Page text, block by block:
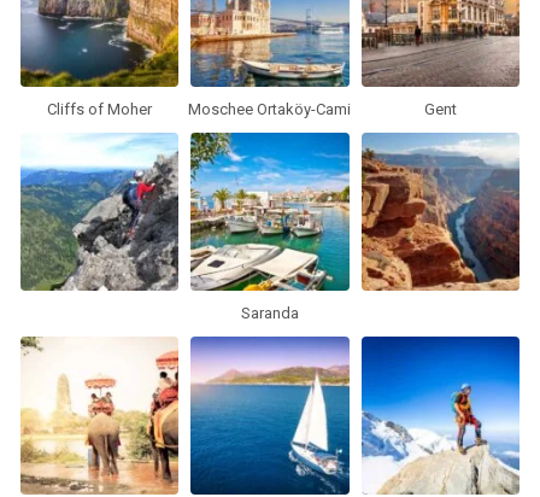
Cliffs of Moher Moschee Ortaköy-Cami Gent
Saranda